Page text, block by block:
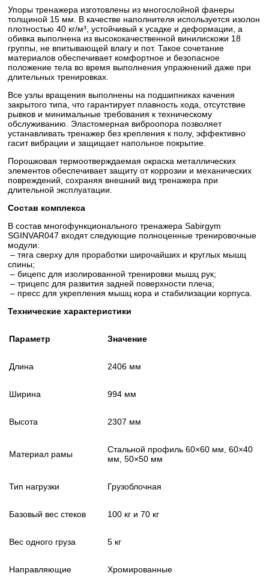
Упоры тренажера изготовлены из многослойной фанеры
толщиной 15 мм. В качестве наполнителя используется изолон
плотностью 40 кг/м³, устойчивый к усадке и деформации, а
обивка выполнена из высококачественной винилискожи 18
группы, не впитывающей влагу и пот. Такое сочетание
материалов обеспечивает комфортное и безопасное
положение тела во время выполнения упражнений даже при
длительных тренировках.
Все узлы вращения выполнены на подшипниках качения
закрытого типа, что гарантирует плавность хода, отсутствие
рывков и минимальные требования к техническому
обслуживанию. Эластомерная виброопора позволяет
устанавливать тренажер без крепления к полу, эффективно
гасит вибрации и защищает напольное покрытие.
Порошковая термоотверждаемая окраска металлических
элементов обеспечивает защиту от коррозии и механических
повреждений, сохраняя внешний вид тренажера при
длительной эксплуатации.
Состав комплекса
В состав многофункционального тренажера Sabirgym
SGINVAR047 входят следующие полноценные тренировочные
модули:
– тяга сверху для проработки широчайших и круглых мышц
спины;
– бицепс для изолированной тренировки мышц рук;
– трицепс для развития задней поверхности плеча;
– пресс для укрепления мышц кора и стабилизации корпуса.
Технические характеристики
Параметр Значение
Длина 2406 мм
Ширина 994 мм
Высота 2307 мм
Материал рамы
Стальной профиль 60×60 мм, 60×40
мм, 50×50 мм
Тип нагрузки Грузоблочная
Базовый вес стеков 100 кг и 70 кг
Вес одного груза 5 кг
Направляющие Хромированные